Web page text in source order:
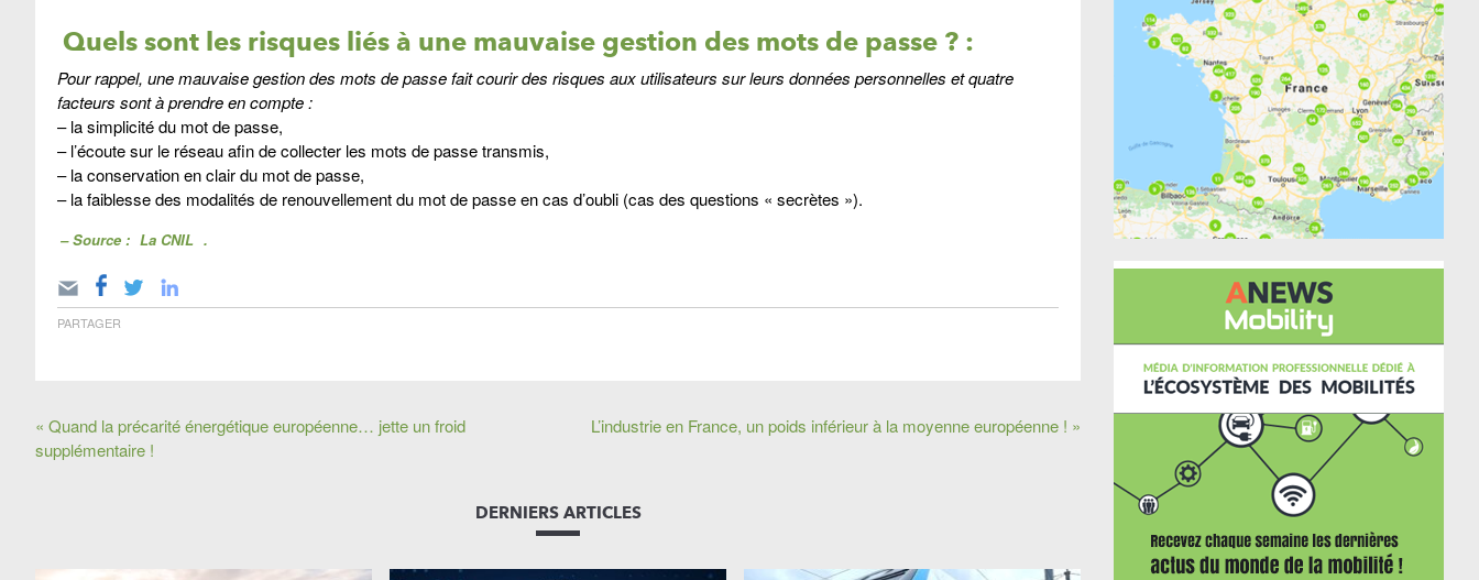
Quels sont les risques liés à une mauvaise gestion des mots de passe ? :
Pour rappel, une mauvaise gestion des mots de passe fait courir des risques aux utilisateurs sur leurs données personnelles et quatre
facteurs sont à prendre en compte :
– la simplicité du mot de passe,
– l’écoute sur le réseau afin de collecter les mots de passe transmis,
– la conservation en clair du mot de passe,
– la faiblesse des modalités de renouvellement du mot de passe en cas d’oubli (cas des questions « secrètes »).
– Source : La CNIL .
PARTAGER
« Quand la précarité énergétique européenne… jette un froid
supplémentaire !
L’industrie en France, un poids inférieur à la moyenne européenne ! »
DERNIERS ARTICLES